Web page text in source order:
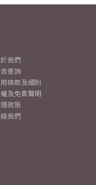
我們
查詢
條款及細則
及免責聲明
政策
我們